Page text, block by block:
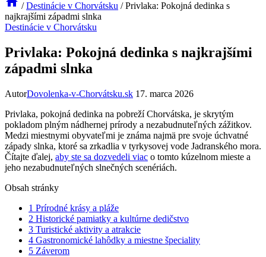
/ Destinácie v Chorvátsku / Privlaka: Pokojná dedinka s
najkrajšími západmi slnka
Destinácie v Chorvátsku
Privlaka: Pokojná dedinka s najkrajšími
západmi slnka
AutorDovolenka-v-Chorvátsku.sk 17. marca 2026
Privlaka, pokojná dedinka na pobreží ⁢Chorvátska, je skrytým
pokladom plným nádhernej prírody a nezabudnuteľných zážitkov.
Medzi miestnymi‌ obyvateľmi je známa najmä pre svoje úchvatné
západy slnka, ktoré⁢ sa zrkadlia v tyrkysovej vode Jadranského mora.
Čítajte ďalej, aby ste sa dozvedeli viac ⁣ o tomto kúzelnom mieste a
jeho nezabudnuteľných slnečných scenériách.
Obsah stránky
1 Prírodné krásy a pláže
2 Historické pamiatky a kultúrne dedičstvo
3 Turistické aktivity a atrakcie
4 Gastronomické lahôdky a miestne špeciality
5 Záverom